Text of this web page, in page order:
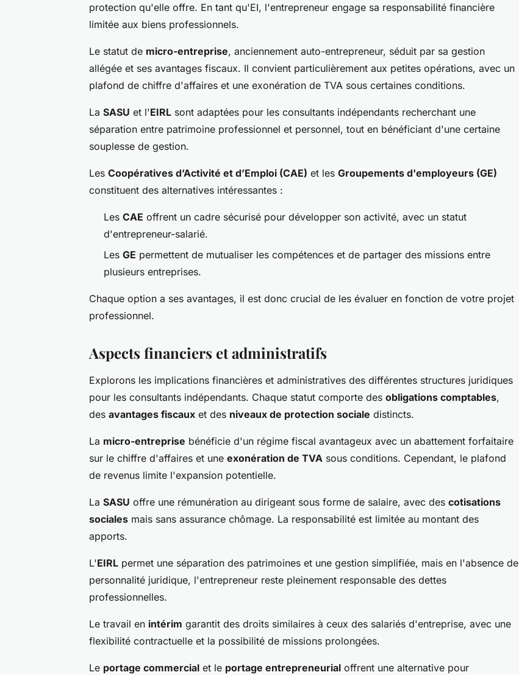
protection qu'elle offre. En tant qu'EI, l'entrepreneur engage sa responsabilité financière
limitée aux biens professionnels.
Le statut de micro-entreprise, anciennement auto-entrepreneur, séduit par sa gestion
allégée et ses avantages fiscaux. Il convient particulièrement aux petites opérations, avec un
plafond de chiffre d'affaires et une exonération de TVA sous certaines conditions.
La SASU et l'EIRL sont adaptées pour les consultants indépendants recherchant une
séparation entre patrimoine professionnel et personnel, tout en bénéficiant d'une certaine
souplesse de gestion.
Les Coopératives d’Activité et d’Emploi (CAE) et les Groupements d'employeurs (GE)
constituent des alternatives intéressantes :
Les CAE offrent un cadre sécurisé pour développer son activité, avec un statut
d'entrepreneur-salarié.
Les GE permettent de mutualiser les compétences et de partager des missions entre
plusieurs entreprises.
Chaque option a ses avantages, il est donc crucial de les évaluer en fonction de votre projet
professionnel.
Aspects financiers et administratifs
Explorons les implications financières et administratives des différentes structures juridiques
pour les consultants indépendants. Chaque statut comporte des obligations comptables,
des avantages fiscaux et des niveaux de protection sociale distincts.
La micro-entreprise bénéficie d'un régime fiscal avantageux avec un abattement forfaitaire
sur le chiffre d'affaires et une exonération de TVA sous conditions. Cependant, le plafond
de revenus limite l'expansion potentielle.
La SASU offre une rémunération au dirigeant sous forme de salaire, avec des cotisations
sociales mais sans assurance chômage. La responsabilité est limitée au montant des
apports.
L'EIRL permet une séparation des patrimoines et une gestion simplifiée, mais en l'absence de
personnalité juridique, l'entrepreneur reste pleinement responsable des dettes
professionnelles.
Le travail en intérim garantit des droits similaires à ceux des salariés d'entreprise, avec une
flexibilité contractuelle et la possibilité de missions prolongées.
Le portage commercial et le portage entrepreneurial offrent une alternative pour